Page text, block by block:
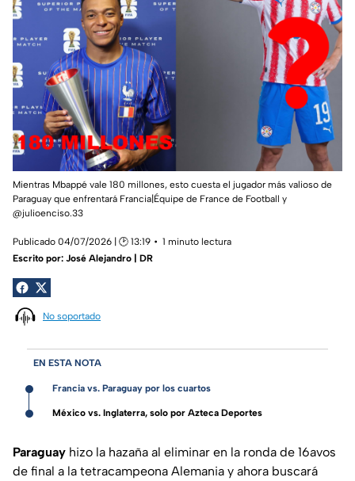
Mientras Mbappé vale 180 millones, esto cuesta el jugador más valioso de
Paraguay que enfrentará Francia|Équipe de France de Football y
@julioenciso.33
Publicado 04/07/2026 | 🕑 13:19
1 minuto lectura
Escrito por: José Alejandro | DR
No soportado
EN ESTA NOTA
Francia vs. Paraguay por los cuartos
México vs. Inglaterra, solo por Azteca Deportes
Paraguay hizo la hazaña al eliminar en la ronda de 16avos
de final a la tetracampeona Alemania y ahora buscará